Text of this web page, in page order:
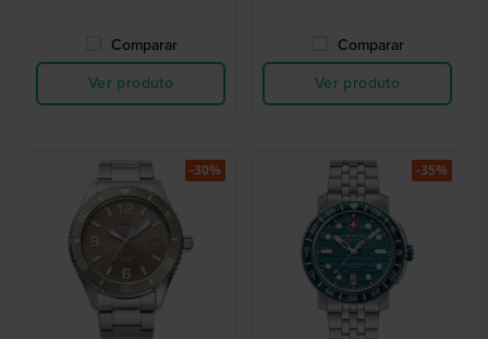
Comparar
Ver produto
Comparar
Ver produto
-30% -35%